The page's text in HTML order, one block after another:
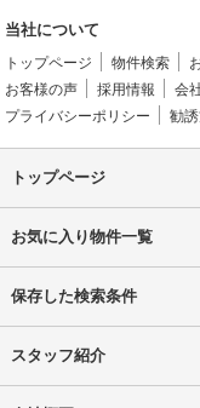
当社について
トップページ 物件検索
お客様の声
採用情報 会
プライバシーポリシー
勧
トップページ
お気に入り物件一覧
保存した検索条件
スタッフ紹介